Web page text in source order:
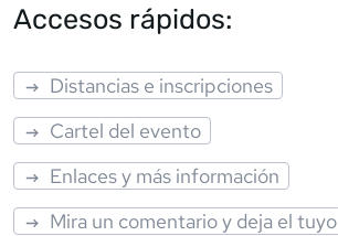
Accesos rápidos:
Distancias e inscripciones
Cartel del evento
Enlaces y más información
Mira un comentario y deja el tuyo